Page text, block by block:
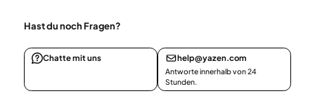
Hast du noch Fragen?
Chatte mit uns help@yazen.com
Antworte innerhalb von 24
Stunden.